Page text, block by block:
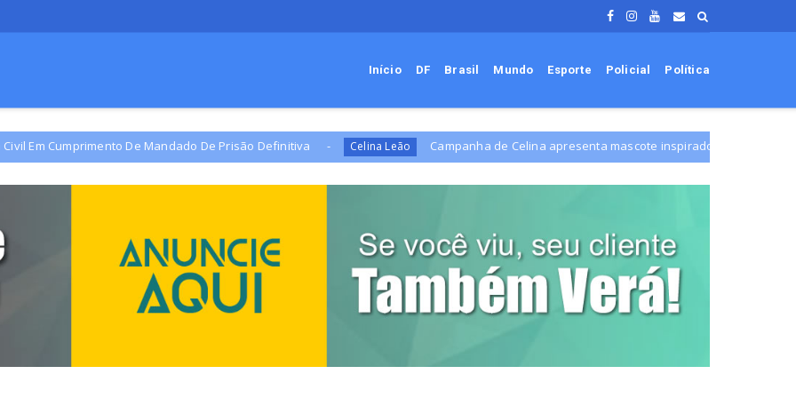
Início DF Brasil Mundo Esporte Policial Política
De Mandado De Prisão Definitiva Celina Leão Campanha de Celina apresenta mascote inspirado em leão Adolescente